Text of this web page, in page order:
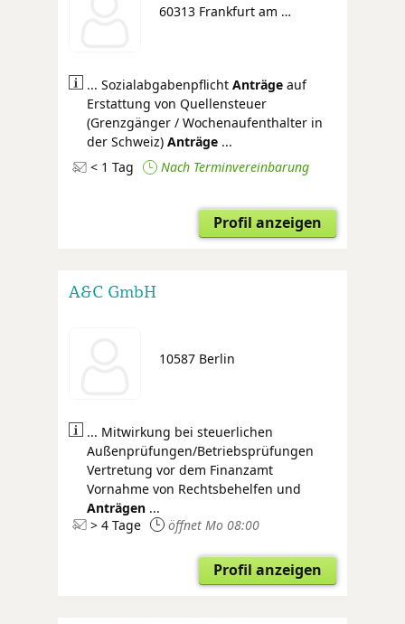
60313 Frankfurt am Main
... Sozialabgabenpflicht Anträge auf
Erstattung von Quellensteuer
(Grenzgänger / Wochenaufenthalter in
der Schweiz) Anträge ...
< 1 Tag
Nach Terminvereinbarung
Profil anzeigen
A&C GmbH
10587 Berlin
... Mitwirkung bei steuerlichen
Außenprüfungen/Betriebsprüfungen
Vertretung vor dem Finanzamt
Vornahme von Rechtsbehelfen und
Anträgen ...
> 4 Tage
öffnet Mo 08:00
Profil anzeigen